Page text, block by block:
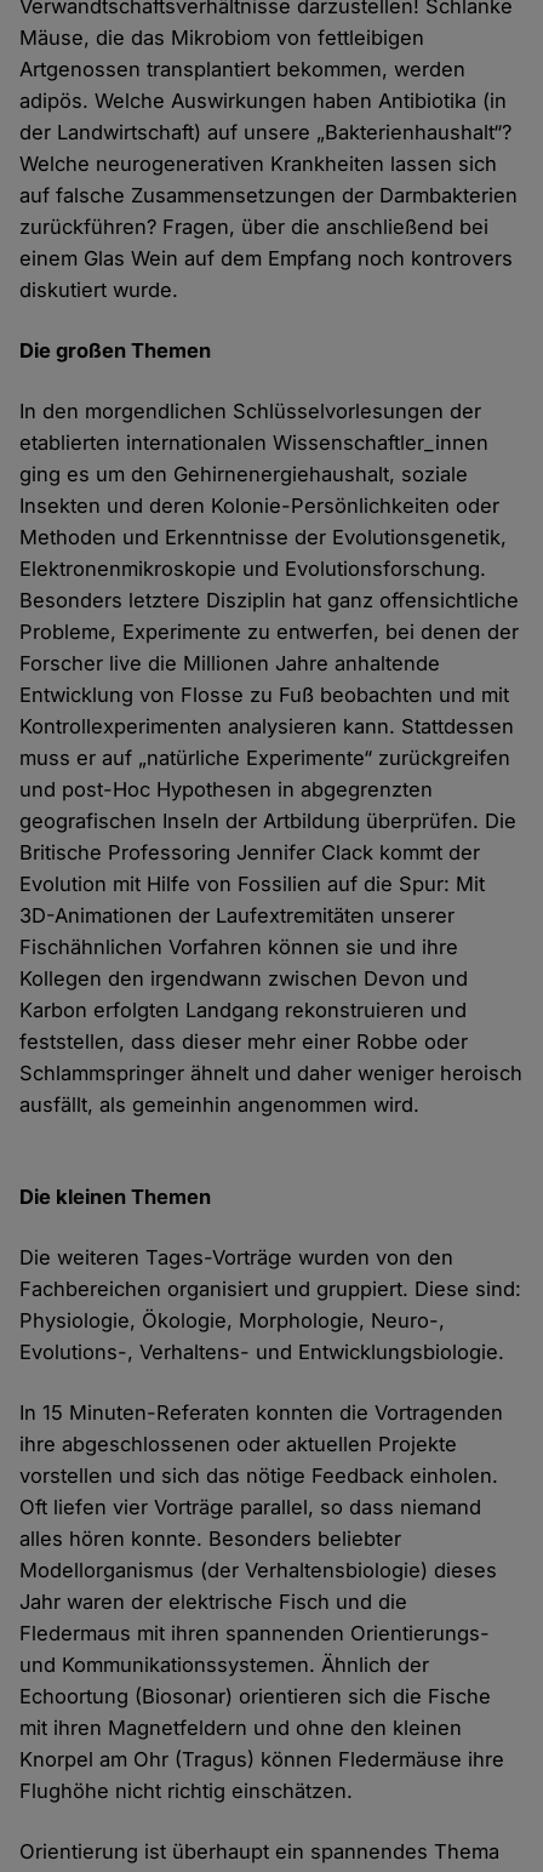
Verwandtschaftsverhältnisse darzustellen! Schlanke
Mäuse, die das Mikrobiom von fettleibigen
Artgenossen transplantiert bekommen, werden
adipös. Welche Auswirkungen haben Antibiotika (in
der Landwirtschaft) auf unsere „Bakterienhaushalt“?
Welche neurogenerativen Krankheiten lassen sich
auf falsche Zusammensetzungen der Darmbakterien
zurückführen? Fragen, über die anschließend bei
einem Glas Wein auf dem Empfang noch kontrovers
diskutiert wurde.
Die großen Themen
In den morgendlichen Schlüsselvorlesungen der
etablierten internationalen Wissenschaftler_innen
ging es um den Gehirnenergiehaushalt, soziale
Insekten und deren Kolonie-Persönlichkeiten oder
Methoden und Erkenntnisse der Evolutionsgenetik,
Elektronenmikroskopie und Evolutionsforschung.
Besonders letztere Disziplin hat ganz offensichtliche
Probleme, Experimente zu entwerfen, bei denen der
Forscher live die Millionen Jahre anhaltende
Entwicklung von Flosse zu Fuß beobachten und mit
Kontrollexperimenten analysieren kann. Stattdessen
muss er auf „natürliche Experimente“ zurückgreifen
und post-Hoc Hypothesen in abgegrenzten
geografischen Inseln der Artbildung überprüfen. Die
Britische Professoring Jennifer Clack kommt der
Evolution mit Hilfe von Fossilien auf die Spur: Mit
3D-Animationen der Laufextremitäten unserer
Fischähnlichen Vorfahren können sie und ihre
Kollegen den irgendwann zwischen Devon und
Karbon erfolgten Landgang rekonstruieren und
feststellen, dass dieser mehr einer Robbe oder
Schlammspringer ähnelt und daher weniger heroisch
ausfällt, als gemeinhin angenommen wird.
Die kleinen Themen
Die weiteren Tages-Vorträge wurden von den
Fachbereichen organisiert und gruppiert. Diese sind:
Physiologie, Ökologie, Morphologie, Neuro-,
Evolutions-, Verhaltens- und Entwicklungsbiologie.
In 15 Minuten-Referaten konnten die Vortragenden
ihre abgeschlossenen oder aktuellen Projekte
vorstellen und sich das nötige Feedback einholen.
Oft liefen vier Vorträge parallel, so dass niemand
alles hören konnte. Besonders beliebter
Modellorganismus (der Verhaltensbiologie) dieses
Jahr waren der elektrische Fisch und die
Fledermaus mit ihren spannenden Orientierungs-
und Kommunikationssystemen. Ähnlich der
Echoortung (Biosonar) orientieren sich die Fische
mit ihren Magnetfeldern und ohne den kleinen
Knorpel am Ohr (Tragus) können Fledermäuse ihre
Flughöhe nicht richtig einschätzen.
Orientierung ist überhaupt ein spannendes Thema